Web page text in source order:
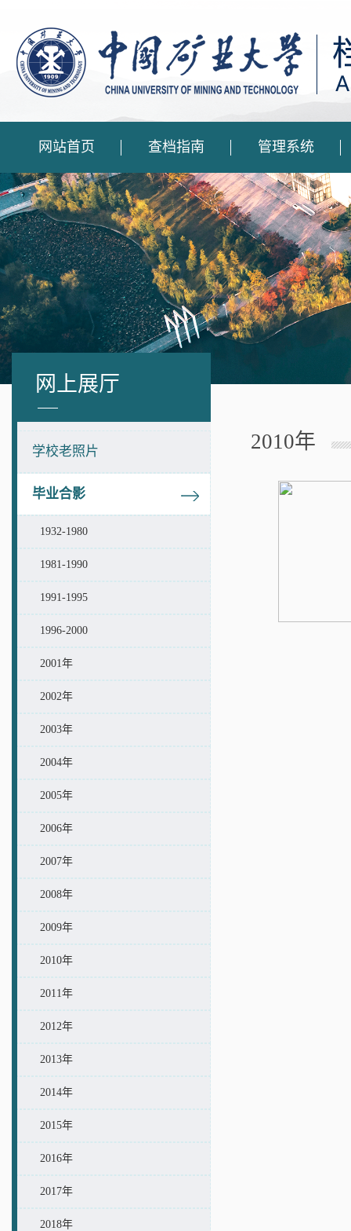
网站首页 查档指南 管理系统
网上展厅
学校老照片
毕业合影
1932-1980
1981-1990
1991-1995
1996-2000
2001年
2002年
2003年
2004年
2005年
2006年
2007年
2008年
2009年
2010年
2011年
2012年
2013年
2014年
2015年
2016年
2017年
2018年
2010年